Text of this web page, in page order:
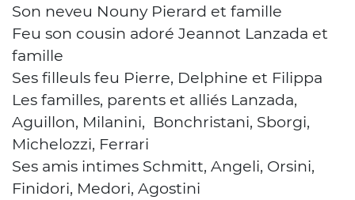
Son neveu Nouny Pierard et famille
Feu son cousin adoré Jeannot Lanzada et
famille
Ses filleuls feu Pierre, Delphine et Filippa
Les familles, parents et alliés Lanzada,
Aguillon, Milanini, Bonchristani, Sborgi,
Michelozzi, Ferrari
Ses amis intimes Schmitt, Angeli, Orsini,
Finidori, Medori, Agostini